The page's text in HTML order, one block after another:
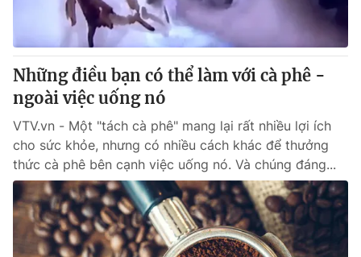
Sản phẩm
Thị trường
Tư vấn
Lịch phát sóng
Chuyên mục khác
Emagazine Podcast
Photo Infographic
Video Shorts video
Những điều bạn có thể làm với cà phê -
ngoài việc uống nó
VTV.vn - Một "tách cà phê" mang lại rất nhiều lợi ích
cho sức khỏe, nhưng có nhiều cách khác để thưởng
thức cà phê bên cạnh việc uống nó. Và chúng đáng...